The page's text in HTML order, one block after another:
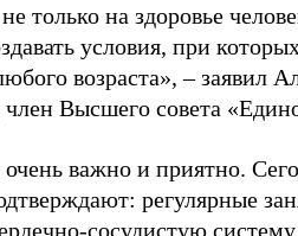
только на здоровье
условия, при
возраста», – заявил
Высшего совета
важно и приятно.
регулярные
сосудистую